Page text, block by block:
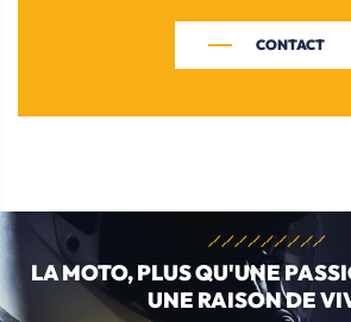
CONTACT
LA MOTO, PLUS QU'UNE
UNE RAISON DE